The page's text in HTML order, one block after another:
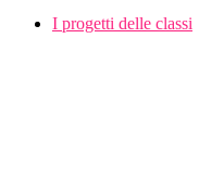
I progetti delle classi